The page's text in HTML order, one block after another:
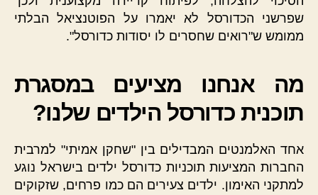
שפרשני הכדורסל לא יאמרו על הפוטנציאל הבלתי
ממומש ש"רואים שחסרים לו יסודות כדורסל".
מה אנחנו מציעים במסגרת
תוכנית כדורסל הילדים שלנו?
אחד האלמנטים המבדילים בין "שחקן אמיתי" למרבית
החברות המציעות תוכניות כדורסל ילדים בישראל נוגע
למתקני האימון. ילדים צעירים הם כמו פרחים, שזקוקים